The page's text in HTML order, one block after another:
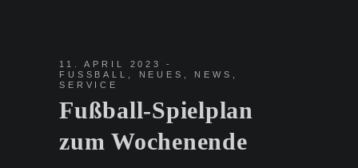
11. APRIL 2023
FUSSBALL
NEUES NEWS
SERVICE
Fußball-Spielplan
zum Wochenende